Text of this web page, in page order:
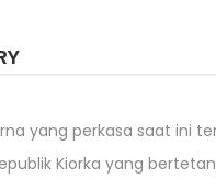
yang perkasa saat ini
Kiorka yang